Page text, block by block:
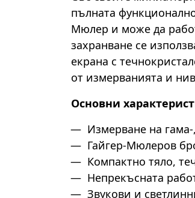
пълната
Мюлер и може да
захранване се
екрана с
от измерванията и
Основни
Измерване на
Гайгер-Мюлеров
Компактно тяло,
Непрекъсната
Звукови и